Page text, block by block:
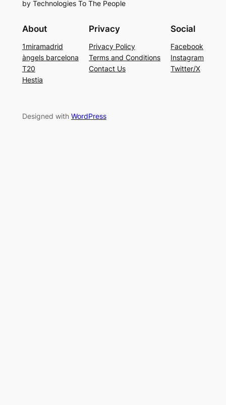
by Technologies To The People
About
1miramadrid
àngels barcelona
T20
Hestia
Privacy
Privacy Policy
Terms and Conditions
Contact Us
Social
Facebook
Instagram
Twitter/X
Designed with WordPress